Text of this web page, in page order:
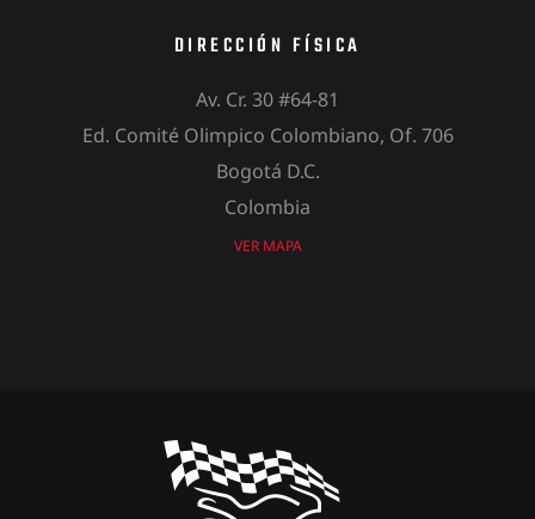
DIRECCIÓN FÍSICA
Av. Cr. 30 #64-81
Ed. Comité Olimpico Colombiano, Of. 706
Bogotá D.C.
Colombia
VER MAPA